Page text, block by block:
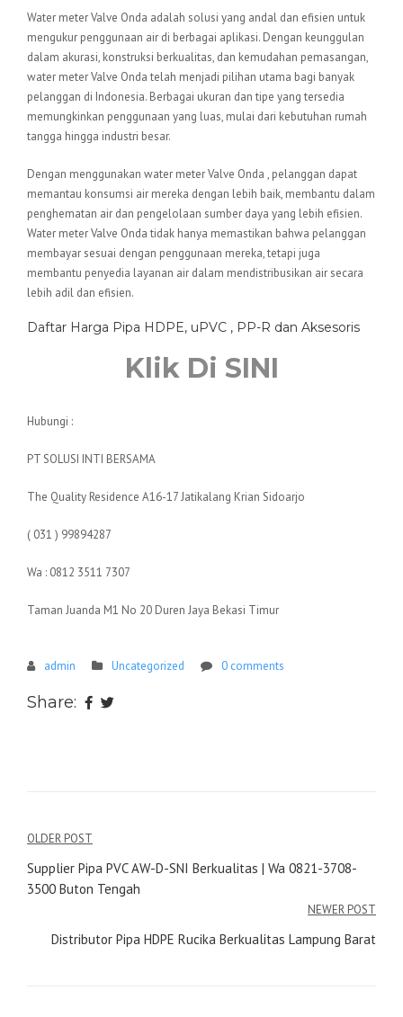
Water meter Valve Onda adalah solusi yang andal dan efisien untuk
mengukur penggunaan air di berbagai aplikasi. Dengan keunggulan
dalam akurasi, konstruksi berkualitas, dan kemudahan pemasangan,
water meter Valve Onda telah menjadi pilihan utama bagi banyak
pelanggan di Indonesia. Berbagai ukuran dan tipe yang tersedia
memungkinkan penggunaan yang luas, mulai dari kebutuhan rumah
tangga hingga industri besar.
Dengan menggunakan water meter Valve Onda , pelanggan dapat
memantau konsumsi air mereka dengan lebih baik, membantu dalam
penghematan air dan pengelolaan sumber daya yang lebih efisien.
Water meter Valve Onda tidak hanya memastikan bahwa pelanggan
membayar sesuai dengan penggunaan mereka, tetapi juga
membantu penyedia layanan air dalam mendistribusikan air secara
lebih adil dan efisien.
Daftar Harga Pipa HDPE, uPVC , PP-R dan Aksesoris
Klik Di SINI
Hubungi :
PT SOLUSI INTI BERSAMA
The Quality Residence A16-17 Jatikalang Krian Sidoarjo
( 031 ) 99894287
Wa : 0812 3511 7307
Taman Juanda M1 No 20 Duren Jaya Bekasi Timur
admin Uncategorized 0 comments
Share:
Navigasi
pos
OLDER POST
Supplier Pipa PVC AW-D-SNI Berkualitas | Wa 0821-3708-
3500 Buton Tengah
NEWER POST
Distributor Pipa HDPE Rucika Berkualitas Lampung Barat